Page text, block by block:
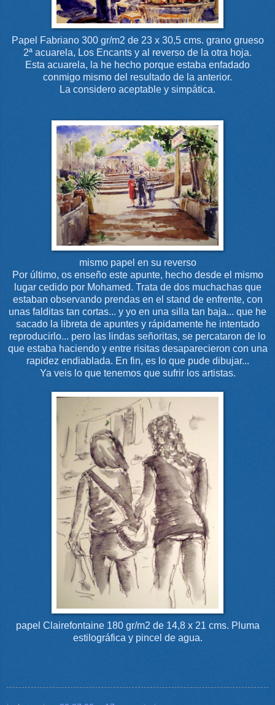
Papel Fabriano 300 gr/m2 de 23 x 30,5 cms. grano grueso
2ª acuarela, Los Encants y al reverso de la otra hoja.
Esta acuarela, la he hecho porque estaba enfadado
conmigo mismo del resultado de la anterior.
La considero aceptable y simpática.
mismo papel en su reverso
Por último, os enseño este apunte, hecho desde el mismo
lugar cedido por Mohamed. Trata de dos muchachas que
estaban observando prendas en el stand de enfrente, con
unas falditas tan cortas... y yo en una silla tan baja... que he
sacado la libreta de apuntes y rápidamente he intentado
reproducirlo... pero las lindas señoritas, se percataron de lo
que estaba haciendo y entre risitas desaparecieron con una
rapidez endiablada. En fin, es lo que pude dibujar...
Ya veis lo que tenemos que sufrir los artistas.
papel Clairefontaine 180 gr/m2 de 14,8 x 21 cms. Pluma
estilográfica y pincel de agua.